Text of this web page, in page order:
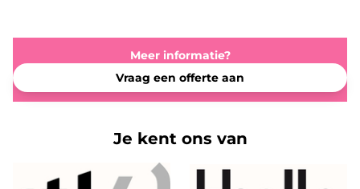
Meer informatie?
Vraag een offerte aan
Je kent ons van